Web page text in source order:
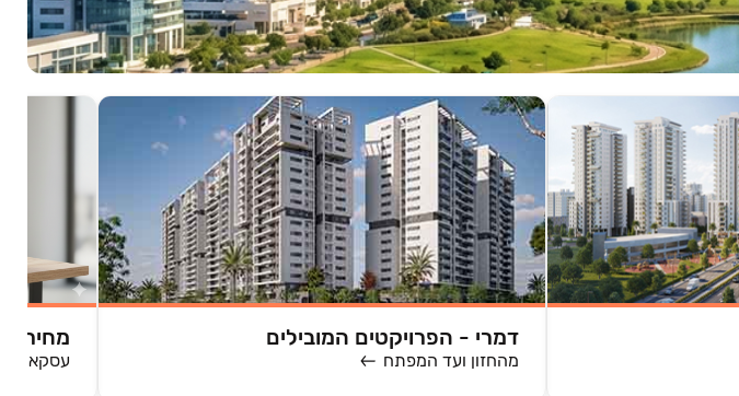
דמרי - הפרויקטים המובילים
מהחזון ועד המפתח עסקאות